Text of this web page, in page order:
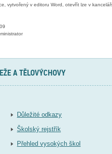
vytvořený v editoru Word, otevřít lze v
A TĚLOVÝCHOVY
Důležité odkazy
Školský rejstřík
Přehled vysokých škol